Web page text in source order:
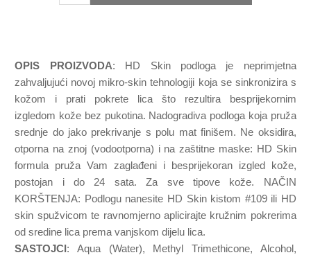
OPIS PROIZVODA: HD Skin podloga je neprimjetna
zahvaljujući novoj mikro-skin tehnologiji koja se sinkronizira s
kožom i prati pokrete lica što rezultira besprijekornim
izgledom kože bez pukotina. Nadogradiva podloga koja pruža
srednje do jako prekrivanje s polu mat finišem. Ne oksidira,
otporna na znoj (vodootporna) i na zaštitne maske: HD Skin
formula pruža Vam zaglađeni i besprijekoran izgled kože,
postojan i do 24 sata. Za sve tipove kože. NAČIN
KORŠTENJA: Podlogu nanesite HD Skin kistom #109 ili HD
skin spužvicom te ravnomjerno aplicirajte kružnim pokrerima
od sredine lica prema vanjskom dijelu lica.
SASTOJCI: Aqua (Water), Methyl Trimethicone, Alcohol,